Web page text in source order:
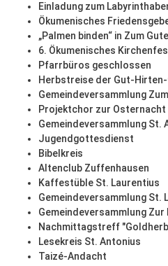
Einladung zum
Ökumenisches
„Palmen binden“ in Zum
6. Ökumenisches
Pfarrbüros geschlossen
Herbstreise der Gut-
Gemeindeversammlung
Projektchor zur Osternacht
Gemeindeversammlung St.
Jugendgottesdienst
Bibelkreis
Altenclub Zuffenhausen
Kaffestüble St. Laurentius
Gemeindeversammlung St.
Gemeindeversammlung
Nachmittagstreff
Lesekreis St. Antonius
Taizé-Andacht